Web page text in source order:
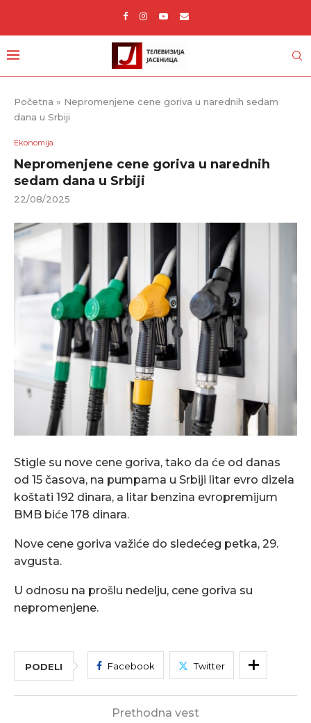
Početna » Nepromenjene cene goriva u narednih sedam
dana u Srbiji
Ekonomija
Nepromenjene cene goriva u narednih
sedam dana u Srbiji
22/08/2025
Stigle su nove cene goriva, tako da će od danas
od 15 časova, na pumpama u Srbiji litar evro dizela
koštati 192 dinara, a litar benzina evropremijum
BMB biće 178 dinara.
Nove cene goriva važiće do sledećeg petka, 29.
avgusta.
U odnosu na prošlu nedelju, cene goriva su
nepromenjene.
PODELI Facebook Twitter
Prethodna vest